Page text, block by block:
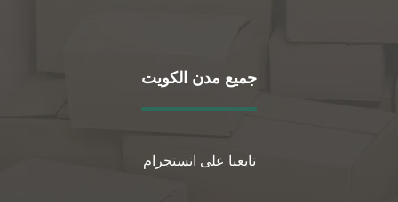
جميع مدن الكويت
تابعنا على انستجرام